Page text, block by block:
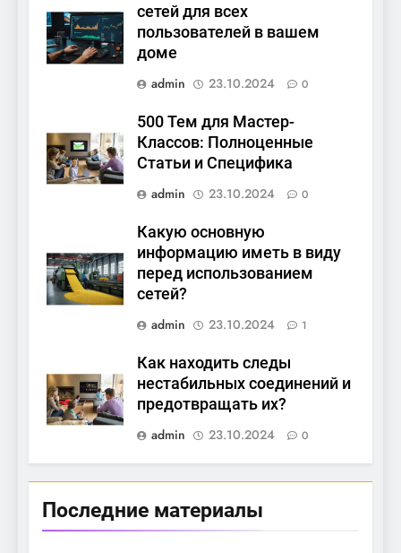
сетей для всех
пользователей в вашем
доме
admin
23.10.2024 0
500 Тем для Мастер-
Классов: Полноценные
Статьи и Специфика
admin
23.10.2024 0
Какую основную
информацию иметь в виду
перед использованием
сетей?
admin
23.10.2024 1
Как находить следы
нестабильных соединений и
предотвращать их?
admin
23.10.2024 0
Последние материалы